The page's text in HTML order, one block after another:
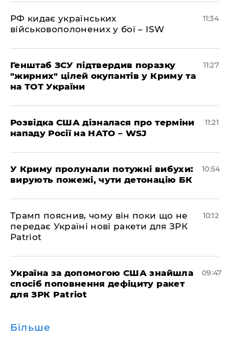
РФ кидає українських
військовополонених у бої – ISW
11:34
Генштаб ЗСУ підтвердив поразку
"жирних" цілей окупантів у Криму та
на ТОТ України
11:27
Розвідка США дізналася про терміни
нападу Росії на НАТО – WSJ
11:21
У Криму пролунали потужні вибухи:
вирують пожежі, чути детонацію БК
10:54
Трамп пояснив, чому він поки що не
передає Україні нові ракети для ЗРК
Patriot
10:12
Україна за допомогою США знайшла
спосіб поповнення дефіциту ракет
для ЗРК Patriot
09:47
Більше